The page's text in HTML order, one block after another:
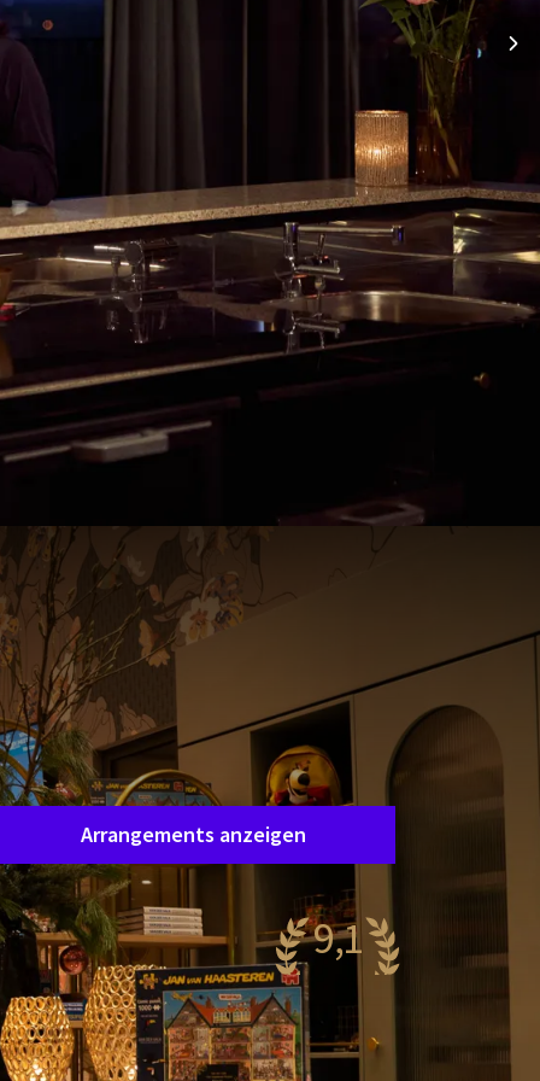
ist dieses Arrangement
Arrangement, an dem Sie interessiert sind,
leider nicht mehr verfügbar. Zum Glück gibt es
andere Arrangements!
Arrangements anzeigen
9,1
Bewertungen